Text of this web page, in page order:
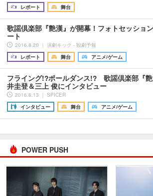
レポート
舞台
歌謡倶楽部『艶漢』が開幕！フォトセッショ
ート
2016.8.20 ｜ 演劇キック - 観劇予報
レポート
舞台 アニメ/ゲーム
フライング!?ポールダンス!? 歌謡倶楽部『
井圭登＆三上 俊にインタビュー
2016.6.13 ｜ SPICER
インタビュー
舞台 アニメ/ゲーム
POWER PUSH